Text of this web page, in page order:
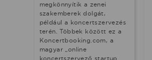
megkönnyítik a zenei
szakemberek dolgát,
például a koncertszervezés
terén. Többek között ez a
Koncertbooking.com, a
magyar „online
koncertszervező startup